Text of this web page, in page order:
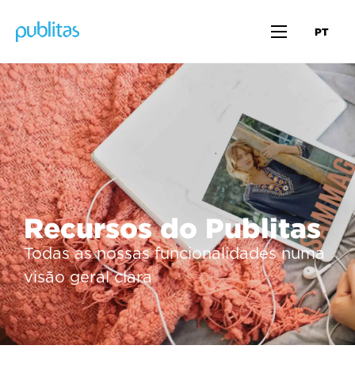
PT
Recursos do Publitas
Todas as nossas funcionalidades numa
visão geral clara